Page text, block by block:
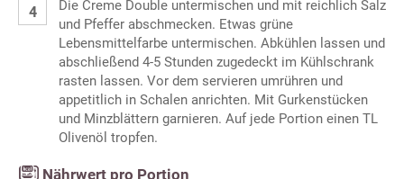
Die Creme Double untermischen und mit reichlich Salz
und Pfeffer abschmecken. Etwas grüne
Lebensmittelfarbe untermischen. Abkühlen lassen und
abschließend 4-5 Stunden zugedeckt im Kühlschrank
rasten lassen. Vor dem servieren umrühren und
appetitlich in Schalen anrichten. Mit Gurkenstücken
und Minzblättern garnieren. Auf jede Portion einen TL
Olivenöl tropfen.
Nährwert pro Portion